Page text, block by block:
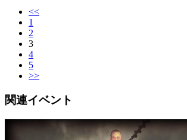
<<
1
2
3
4
5
>>
関連イベント